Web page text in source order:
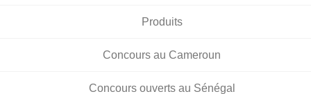
Produits
Concours au Cameroun
Concours ouverts au Sénégal